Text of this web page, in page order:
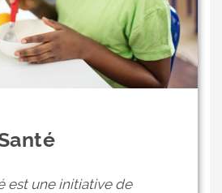
est une initiative de